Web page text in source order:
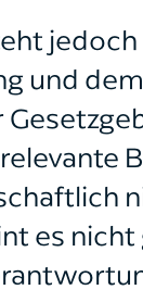
und
es